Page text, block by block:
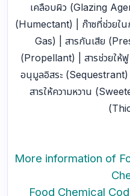
เคลือบผิว (Glazing
(Humectant) | ก๊าซที่ช่วยใน
Gas) | สารกันเสีย
(Propellant) | สารช่วยให้
อนุมูลอิสระ (Sequestrant)
สารให้ความหวาน
More information of
Food Chemical